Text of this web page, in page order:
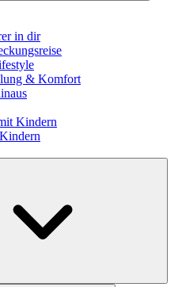
in dir
& Komfort
Kindern